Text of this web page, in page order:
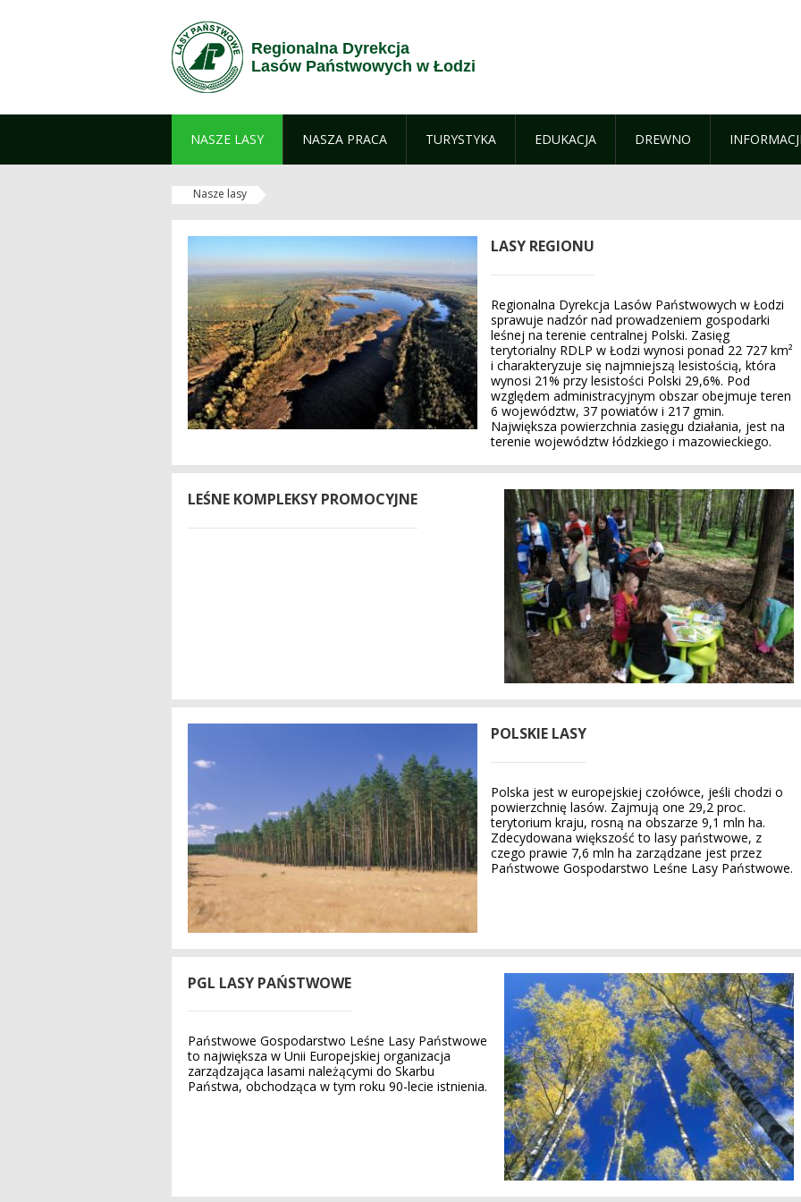
Regionalna Dyrekcja
Lasów Państwowych w Łodzi
NASZE LASY NASZA PRACA TURYSTYKA EDUKACJA DREWNO
Nasze lasy
LASY REGIONU
Regionalna Dyrekcja Lasów Państwowych w Łodzi
sprawuje nadzór nad prowadzeniem gospodarki
leśnej na terenie centralnej Polski. Zasięg
terytorialny RDLP w Łodzi wynosi ponad 22 727 km²
i charakteryzuje się najmniejszą lesistością, która
wynosi 21% przy lesistości Polski 29,6%. Pod
względem administracyjnym obszar obejmuje teren
6 województw, 37 powiatów i 217 gmin.
Największa powierzchnia zasięgu działania, jest na
terenie województw łódzkiego i mazowieckiego.
LEŚNE KOMPLEKSY PROMOCYJNE
POLSKIE LASY
Polska jest w europejskiej czołówce, jeśli chodzi o
powierzchnię lasów. Zajmują one 29,2 proc.
terytorium kraju, rosną na obszarze 9,1 mln ha.
Zdecydowana większość to lasy państwowe, z
czego prawie 7,6 mln ha zarządzane jest przez
Państwowe Gospodarstwo Leśne Lasy Państwowe.
PGL LASY PAŃSTWOWE
Państwowe Gospodarstwo Leśne Lasy Państwowe
to największa w Unii Europejskiej organizacja
zarządzająca lasami należącymi do Skarbu
Państwa, obchodząca w tym roku 90-lecie istnienia.